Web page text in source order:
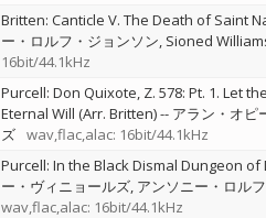
Britten: Canticle V. The Death of Saint
ー・ロルフ・ジョンソン Sioned
16bit/44.1kHz
Purcell: Don Quixote, Z. 578: Pt. 1. Let
Eternal Will (Arr. Britten)-- アラン・オピ
ズ wav,flac,alac: 16bit/44.1kHz
Purcell: In the Black Dismal Dungeon of
ー・ヴィニョールズ アンソニー・ロル
wav,flac,alac: 16bit/44.1kHz